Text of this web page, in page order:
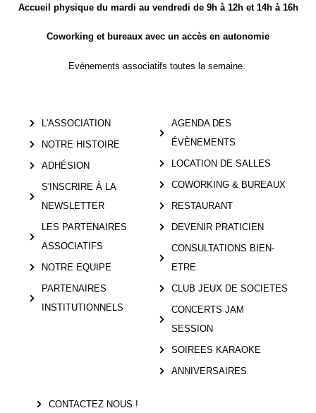
Accueil physique du mardi au vendredi de 9h à 12h et 14h à 16h
Coworking et bureaux avec un accès en autonomie
Evénements associatifs toutes la semaine.
L'ASSOCIATION
NOTRE HISTOIRE
ADHÉSION
S'INSCRIRE À LA
NEWSLETTER
LES PARTENAIRES
ASSOCIATIFS
NOTRE EQUIPE
PARTENAIRES
INSTITUTIONNELS
AGENDA DES
ÉVÈNEMENTS
LOCATION DE SALLES
COWORKING & BUREAUX
RESTAURANT
DEVENIR PRATICIEN
CONSULTATIONS BIEN-
ETRE
CLUB JEUX DE SOCIETES
CONCERTS JAM
SESSION
SOIREES KARAOKE
ANNIVERSAIRES
CONTACTEZ NOUS !